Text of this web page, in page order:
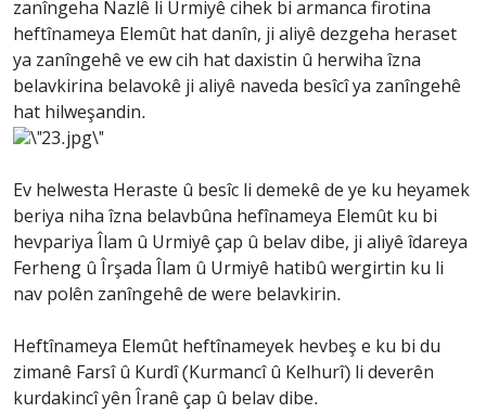
zanîngeha Nazlê li Urmiyê cihek bi armanca firotina
heftînameya Elemût hat danîn, ji aliyê dezgeha heraset
ya zanîngehê ve ew cih hat daxistin û herwiha îzna
belavkirina belavokê ji aliyê naveda besîcî ya zanîngehê
hat hilweşandin.
Ev helwesta Heraste û besîc li demekê de ye ku heyamek
beriya niha îzna belavbûna hefînameya Elemût ku bi
hevpariya Îlam û Urmiyê çap û belav dibe, ji aliyê îdareya
Ferheng û Îrşada Îlam û Urmiyê hatibû wergirtin ku li
nav polên zanîngehê de were belavkirin.
Heftînameya Elemût heftînameyek hevbeş e ku bi du
zimanê Farsî û Kurdî (Kurmancî û Kelhurî) li deverên
kurdakincî yên Îranê çap û belav dibe.